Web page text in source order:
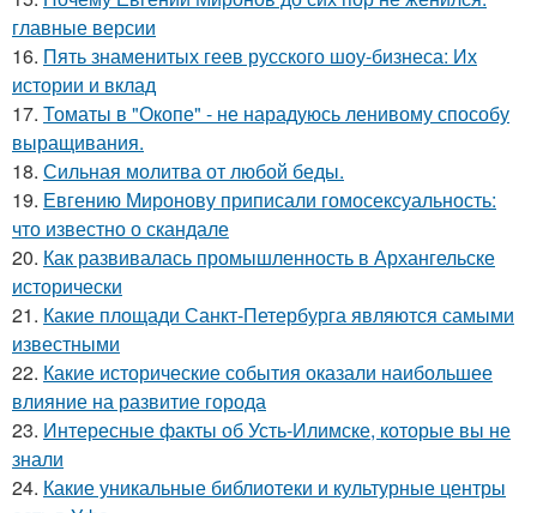
главные версии
16. Пять знаменитых геев русского шоу-бизнеса: Их
истории и вклад
17. Томаты в "Окопе" - не нарадуюсь ленивому способу
выращивания.
18. Сильная молитва от любой беды.
19. Евгению Миронову приписали гомосексуальность:
что известно о скандале
20. Как развивалась промышленность в Архангельске
исторически
21. Какие площади Санкт-Петербурга являются самыми
известными
22. Какие исторические события оказали наибольшее
влияние на развитие города
23. Интересные факты об Усть-Илимске, которые вы не
знали
24. Какие уникальные библиотеки и культурные центры